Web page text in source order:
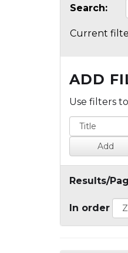
Search:
Current
ADD
Use filters
Results/
In order